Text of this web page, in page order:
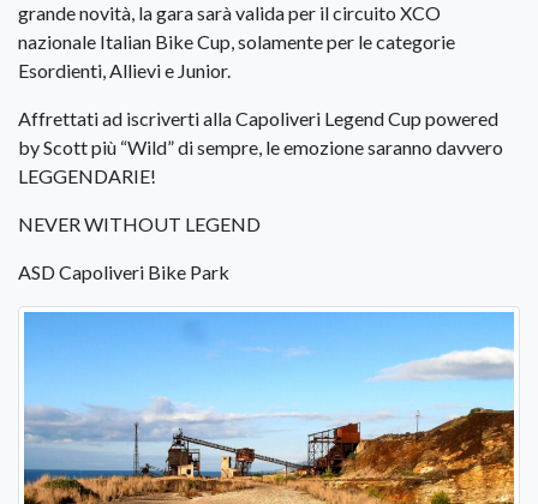
grande novità, la gara sarà valida per il circuito XCO
nazionale Italian Bike Cup, solamente per le categorie
Esordienti, Allievi e Junior.
Affrettati ad iscriverti alla Capoliveri Legend Cup powered
by Scott più “Wild” di sempre, le emozione saranno davvero
LEGGENDARIE!
NEVER WITHOUT LEGEND
ASD Capoliveri Bike Park